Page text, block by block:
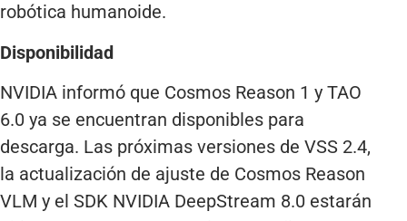
robótica humanoide.
Disponibilidad
NVIDIA informó que Cosmos Reason 1 y TAO
6.0 ya se encuentran disponibles para
descarga. Las próximas versiones de VSS 2.4,
la actualización de ajuste de Cosmos Reason
VLM y el SDK NVIDIA DeepStream 8.0 estarán